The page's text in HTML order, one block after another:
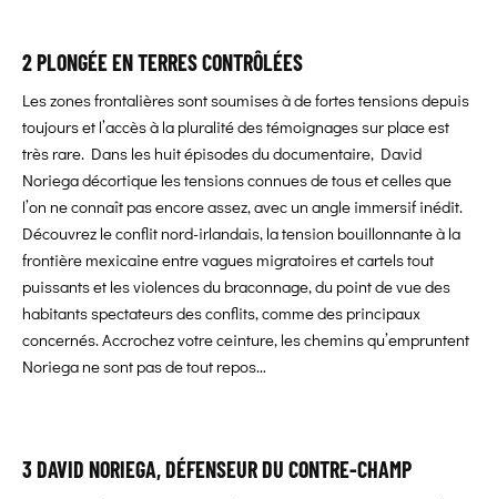
2 PLONGÉE EN TERRES CONTRÔLÉES
Les zones frontalières sont soumises à de fortes tensions depuis
toujours et l’accès à la pluralité des témoignages sur place est
très rare. Dans les huit épisodes du documentaire, David
Noriega décortique les tensions connues de tous et celles que
l’on ne connaît pas encore assez, avec un angle immersif inédit.
Découvrez le conflit nord-irlandais, la tension bouillonnante à la
frontière mexicaine entre vagues migratoires et cartels tout
puissants et les violences du braconnage, du point de vue des
habitants spectateurs des conflits, comme des principaux
concernés. Accrochez votre ceinture, les chemins qu’empruntent
Noriega ne sont pas de tout repos…
3 DAVID NORIEGA, DÉFENSEUR DU CONTRE-CHAMP